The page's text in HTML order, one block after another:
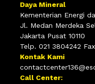
Daya Mineral
Kementerian Energi
Jl. Medan Merdeka
Jakarta Pusat 10110
Telp. 021 3804242
Kontak Kami
Call Center: